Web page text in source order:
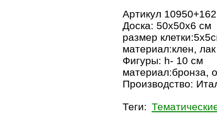
Артикул
Доска: 50х50х6 см
размер
материал:клен, лак
Фигуры: h- 10 см
материал:бронза,
Производство:
Теги: